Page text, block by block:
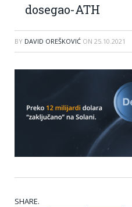
dosegao-ATH
BY DAVID OREŠKOVIĆ ON 25.10.2021
SHARE.